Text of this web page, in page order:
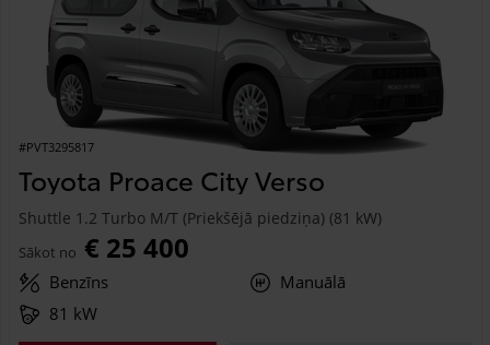
#PVT3295817
Toyota Proace City Verso
Shuttle 1.2 Turbo M/T (Priekšējā piedziņa) (81 kW)
Sākot no € 25 400
Benzīns
Manuālā
81 kW